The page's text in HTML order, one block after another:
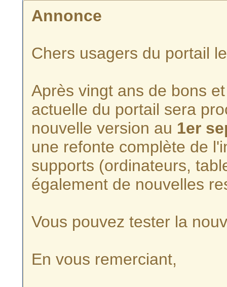
Annonce
Chers usagers du portail
Après vingt ans de bons
actuelle du portail sera
nouvelle version au 1er
une refonte complète de
supports (ordinateurs,
également de nouvelles
Vous pouvez tester la
En vous remerciant,